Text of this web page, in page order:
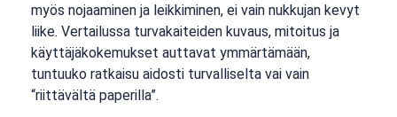
myös nojaaminen ja leikkiminen, ei vain nukkujan kevyt
liike. Vertailussa turvakaiteiden kuvaus, mitoitus ja
käyttäjäkokemukset auttavat ymmärtämään,
tuntuuko ratkaisu aidosti turvalliselta vai vain
“riittävältä paperilla”.